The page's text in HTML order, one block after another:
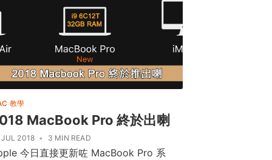
教學
MacBook Pro 終於出喇
2018 • 3 MIN READ
今日直接更新咗 MacBook Pro 系